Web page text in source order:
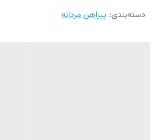
دسته‌بندی: پیراهن مردانه